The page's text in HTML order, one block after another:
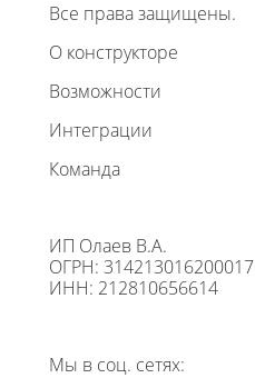
Все права защищены.
О конструкторе
Возможности
Интеграции
Команда
ИП Олаев В.А.
ОГРН: 314213016200017
ИНН: 212810656614
Мы в соц. сетях: